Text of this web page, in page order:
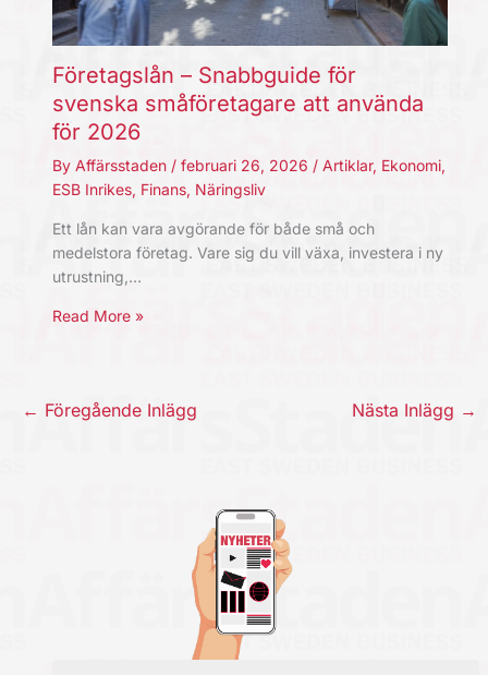
Företagslån – Snabbguide för
svenska småföretagare att använda
för 2026
By Affärsstaden / februari 26, 2026 / Artiklar, Ekonomi,
ESB Inrikes, Finans, Näringsliv
Ett lån kan vara avgörande för både små och
medelstora företag. Vare sig du vill växa, investera i ny
utrustning,…
Read More »
← Föregående Inlägg Nästa Inlägg →